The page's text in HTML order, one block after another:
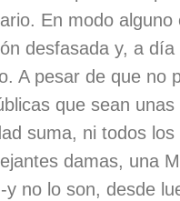
En modo
desfasada y, a
A pesar de que no
que sean
suma, ni todos
damas, una
y no lo son, desde